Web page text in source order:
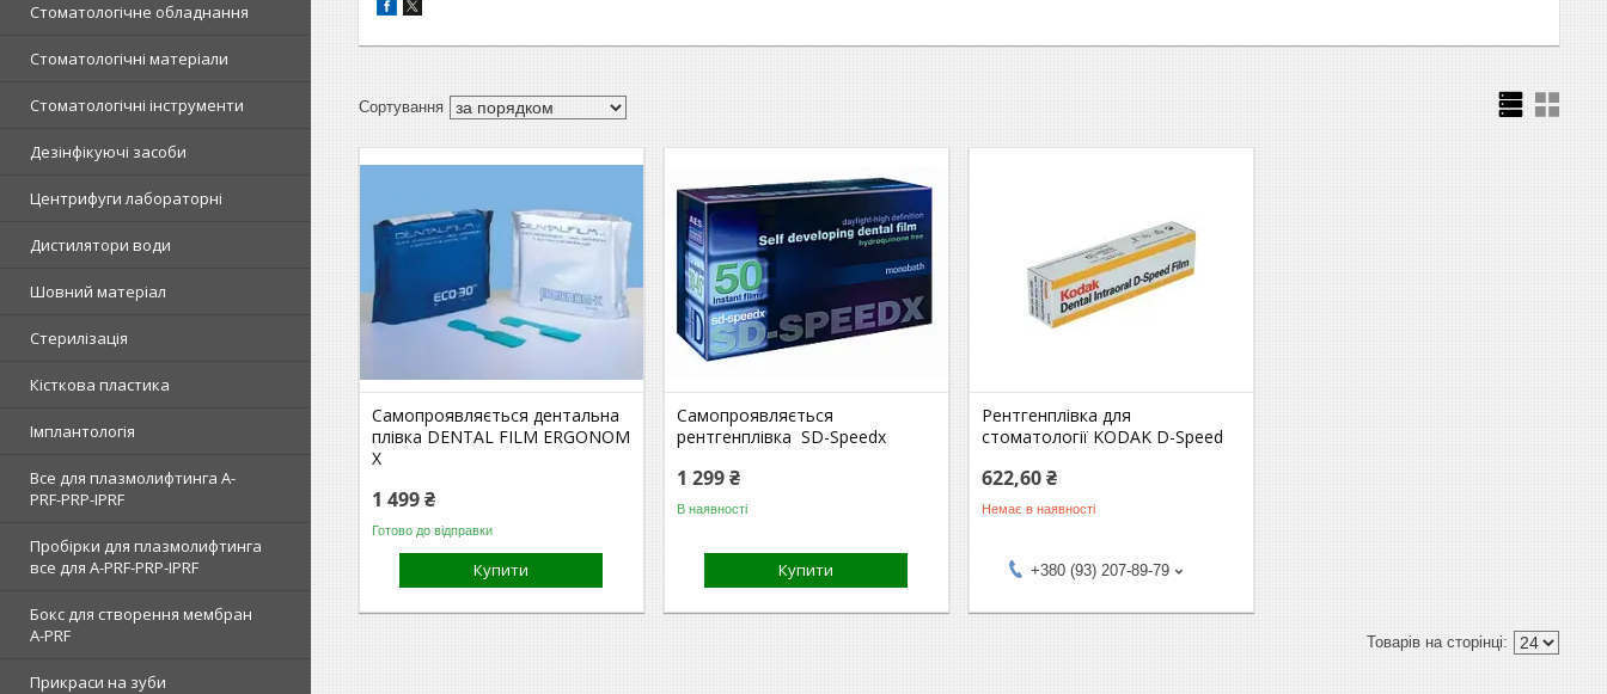
Стоматологічне обладнання
Стоматологічні матеріали
Стоматологічні інструменти
Дезінфікуючі засоби
Центрифуги лабораторні
Дистилятори води
Шовний матеріал
Стерилізація
Кісткова пластика
Імплантологія
Все для плазмолифтинга A-
PRF-PRP-IPRF
Пробірки для плазмолифтинга
все для A-PRF-PRP-IPRF
Бокс для створення мембран
A-PRF
Прикраси на зуби
Самопроявляється дентальна
плівка DENTAL FILM ERGONOM
X
1 499 ₴
Готово до відправки
Купити
Самопроявляється
рентгенплівка SD-Speedx
1 299 ₴
В наявності
Купити
Рентгенплівка для
стоматології KODAK D-Speed
622,60 ₴
Немає в наявності
+380 (93) 207-89-79